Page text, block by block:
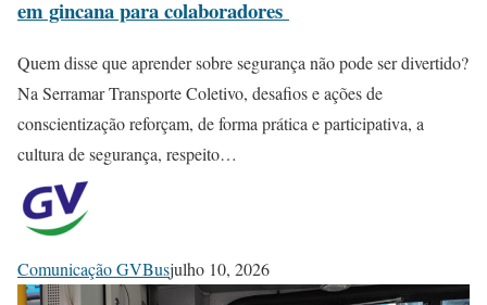
em gincana para colaboradores
Quem disse que aprender sobre segurança não pode ser divertido?
Na Serramar Transporte Coletivo, desafios e ações de
conscientização reforçam, de forma prática e participativa, a
cultura de segurança, respeito…
Comunicação GVBusjulho 10, 2026